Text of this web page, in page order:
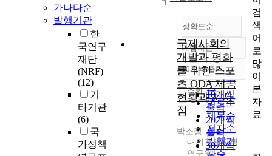
가나다순
발행기관
한
국연구
재단
(NRF)
(12)
기
타기관
(6)
국
가정책
정확도순
정확도
순
인기도
순
연도순
제목순
저자순
발행기
내림차순
내림차순
10개씩 출력
10개씩
출력
20개씩
출력
30개씩
조회
1
국제사회의
개발과 평화
를 위한 스포
츠 ODA 제공
현황과 시사
점
박소정
대외경제정책
연구원
검
색
어
로
많
이
본
자
료